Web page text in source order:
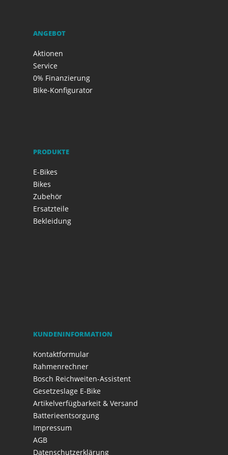
ANGEBOT
Aktionen
Service
0% Finanzierung
Bike-Konfigurator
PRODUKTE
E-Bikes
Bikes
Zubehör
Ersatzteile
Bekleidung
KUNDENINFORMATION
Kontaktformular
Rahmenrechner
Bosch Reichweiten-Assistent
Gesetzeslage E-Bike
Artikelverfügbarkeit & Versand
Batterieentsorgung
Impressum
AGB
Datenschutzerklärung